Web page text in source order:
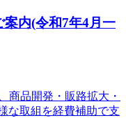
内(令和7年4月一
商品開発・販路拡大・
な取組を経費補助で支